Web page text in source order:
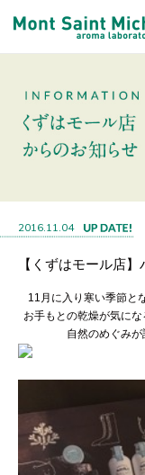
2016.11.04
【くずはモール店
11月に入り寒い季節と
お手もとの乾燥が気に
自然のめぐみ